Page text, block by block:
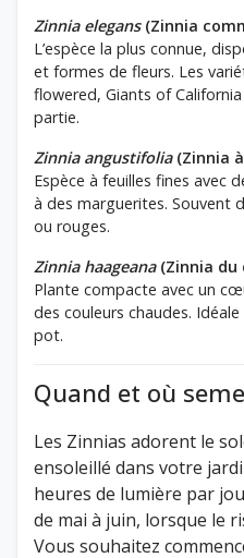
Zinnia elegans(Zinnia
L’espèce la plus connue,
et formes de fleurs. Les
flowered, Giants of
partie.
Zinnia angustifolia(Zinnia
Espèce à feuilles fines avec
à des marguerites. Souvent
ou rouges.
Zinnia haageana(Zinnia du
Plante compacte avec un
des couleurs chaudes.
pot.
Quand et où
Les Zinnias adorent le
ensoleillé dans votre
heures de lumière par
de mai à juin, lorsque le
Vous souhaitez